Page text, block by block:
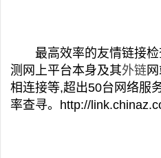
最高效率的友情链接检
测网上平台本身及其外链
相连接等,超出50台网络服
率查寻。http://